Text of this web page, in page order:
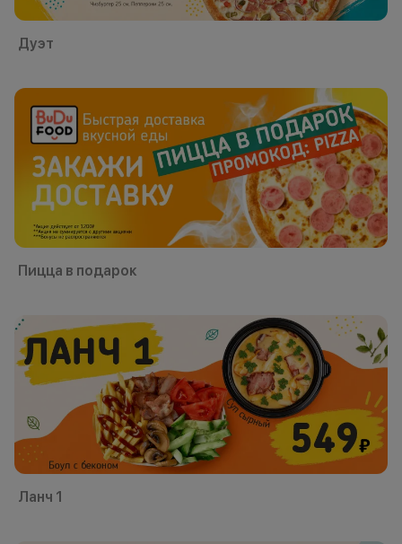
Дуэт
Пицца в подарок
Ланч 1